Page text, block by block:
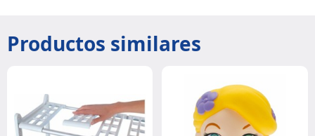
Productos similares